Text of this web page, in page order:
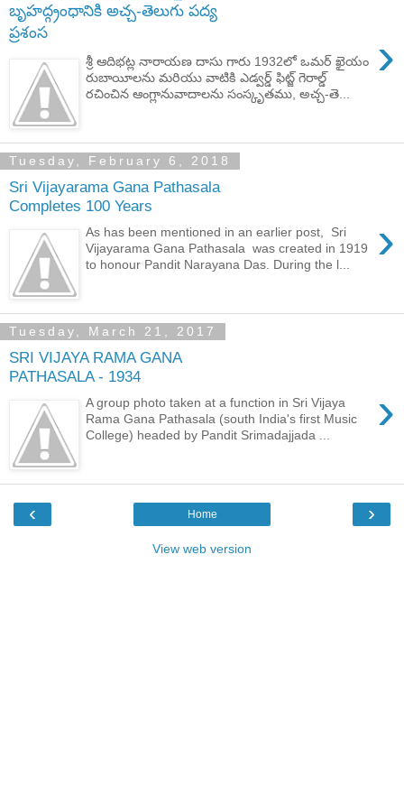
బృహద్గ్రంధానికి అచ్చ-తెలుగు పద్య
ప్రశంస
›
శ్రీ ఆదిభట్ల నారాయణ దాసు గారు 1932లో ఒమర్ ఖైయం
రుబాయీలను మరియు వాటికి ఎడ్వర్డ్ ఫిట్జ్ గెరాల్డ్
రచించిన ఆంగ్లానువాదాలను సంస్కృతము, అచ్చ-తె...
Tuesday, February 6, 2018
Sri Vijayarama Gana Pathasala
Completes 100 Years
›
As has been mentioned in an earlier post, Sri
Vijayarama Gana Pathasala was created in 1919
to honour Pandit Narayana Das. During the l...
Tuesday, March 21, 2017
SRI VIJAYA RAMA GANA
PATHASALA - 1934
›
A group photo taken at a function in Sri Vijaya
Rama Gana Pathasala (south India's first Music
College) headed by Pandit Srimadajjada ...
‹ ›
Home
View web version